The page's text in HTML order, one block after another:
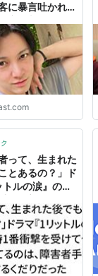
に暴言吐かれ唖
って、生まれた
とあるの？」ド
ルの涙』の中
るのは、障害者
るくだりだった